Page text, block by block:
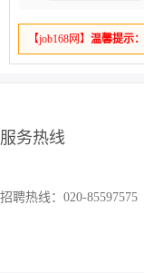
【job168网】 温馨提示：
服务热线
招聘热线：020-85597575